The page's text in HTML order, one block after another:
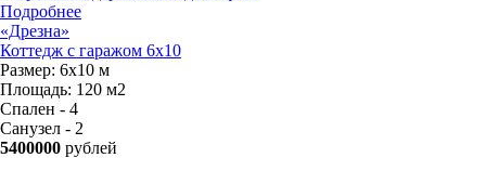
Подробнее
«Дрезна»
Коттедж с гаражом 6х10
Размер: 6х10 м
Площадь: 120 м2
Спален - 4
Санузел - 2
5400000 рублей